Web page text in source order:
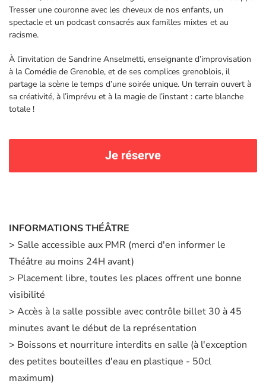
Tresser une couronne avec les cheveux de nos enfants, un
spectacle et un podcast consacrés aux familles mixtes et au
racisme.
À l’invitation de Sandrine Anselmetti, enseignante d’improvisation
à la Comédie de Grenoble, et de ses complices grenoblois, il
partage la scène le temps d’une soirée unique. Un terrain ouvert à
sa créativité, à l’imprévu et à la magie de l’instant : carte blanche
totale !
Je réserve
INFORMATIONS THÉÂTRE
> Salle accessible aux PMR (merci d'en informer le
Théâtre au moins 24H avant)
> Placement libre, toutes les places offrent une bonne
visibilité
> Accès à la salle possible avec contrôle billet 30 à 45
minutes avant le début de la représentation
> Boissons et nourriture interdits en salle (à l'exception
des petites bouteilles d'eau en plastique - 50cl
maximum)